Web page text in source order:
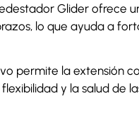
Glider ofrece
lo que ayuda a
permite la extensión
y la salud de